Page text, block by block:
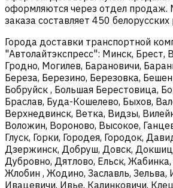
оформляются через отдел продаж.
заказа составляет 450 белорусских
Города доставки транспортной
"Автолайтэкспресс": Минск, Брест,
Гродно, Могилев, Барановичи,
Береза, Березино, Березовка,
Бобруйск , Большая Берестовица,
Браслав, Буда-Кошелево, Быхов,
Верхнедвинск, Ветка, Видзы,
Воложин, Вороново, Высокое,
Глуск, Горки, Городея, Городок,
Дзержинск, Добруш, Довск,
Дубровно, Дятлово, Ельск,
Жлобин , Жодино, Заславль, Зельва,
Ивацевичи, Ивье, Калинковичи,